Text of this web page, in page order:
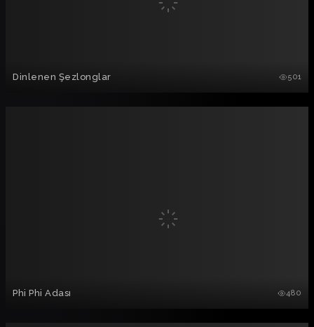
Dinlenen Şezlonglar 501
Phi Phi Adası 480